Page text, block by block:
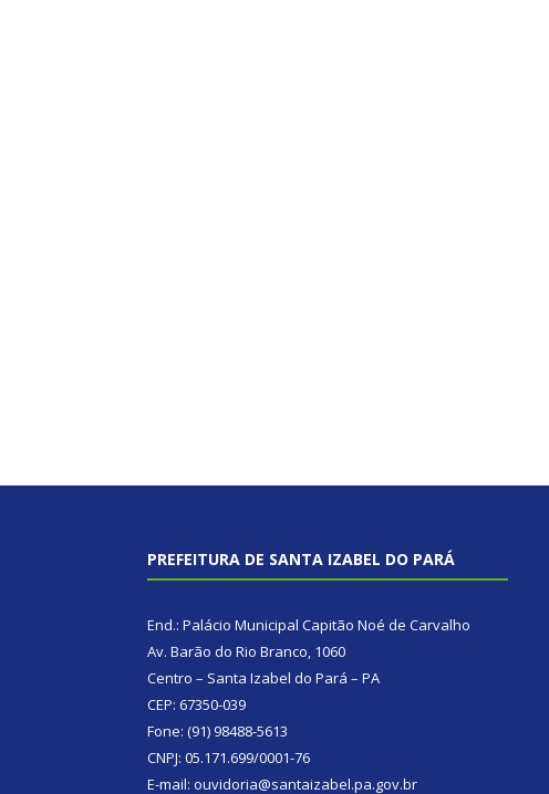
PREFEITURA DE SANTA IZABEL DO PARÁ
End.: Palácio Municipal Capitão Noé de Carvalho
Av. Barão do Rio Branco, 1060
Centro – Santa Izabel do Pará – PA
CEP: 67350-039
Fone: (91) 98488-5613
CNPJ: 05.171.699/0001-76
E-mail: ouvidoria@santaizabel.pa.gov.br